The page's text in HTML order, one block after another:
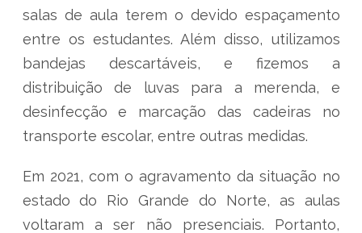
salas de aula terem o devido espaçamento
entre os estudantes. Além disso, utilizamos
bandejas descartáveis, e fizemos a
distribuição de luvas para a merenda, e
desinfecção e marcação das cadeiras no
transporte escolar, entre outras medidas.
Em 2021, com o agravamento da situação no
estado do Rio Grande do Norte, as aulas
voltaram a ser não presenciais. Portanto,